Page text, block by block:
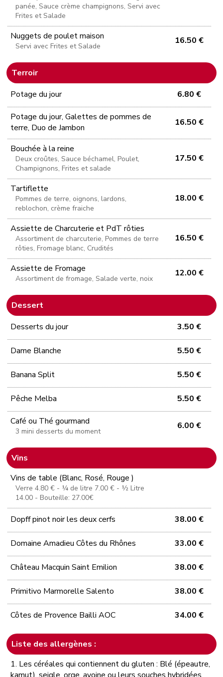
panée, Sauce crème champignons, Servi avec
Frites et Salade
Nuggets de poulet maison
Servi avec Frites et Salade
16.50 €
Terroir
Potage du jour
6.80 €
Potage du jour, Galettes de pommes de
terre, Duo de Jambon
16.50 €
Bouchée à la reine
Deux croûtes, Sauce béchamel, Poulet,
Champignons, Frites et salade
17.50 €
Tartiflette
Pommes de terre, oignons, lardons,
reblochon, crème fraiche
18.00 €
Assiette de Charcuterie et PdT rôties
Assortiment de charcuterie, Pommes de terre
rôties, Fromage blanc, Crudités
16.50 €
Assiette de Fromage
Assortiment de fromage, Salade verte, noix
12.00 €
Dessert
Desserts du jour
3.50 €
Dame Blanche 5.50 €
Banana Split 5.50 €
Pêche Melba 5.50 €
Café ou Thé gourmand
3 mini desserts du moment
6.00 €
Vins
Vins de table (Blanc, Rosé, Rouge )
Verre 4.80 € - ¼ de litre 7.00 € - ½ Litre
14.00 - Bouteille: 27.00€
Dopff pinot noir les deux cerfs 38.00 €
Domaine Amadieu Côtes du Rhônes 33.00 €
Château Macquin Saint Emilion 38.00 €
Primitivo Marmorelle Salento 38.00 €
Côtes de Provence Bailli AOC 34.00 €
Liste des allergènes :
1. Les céréales qui contiennent du gluten : Blé (épeautre,